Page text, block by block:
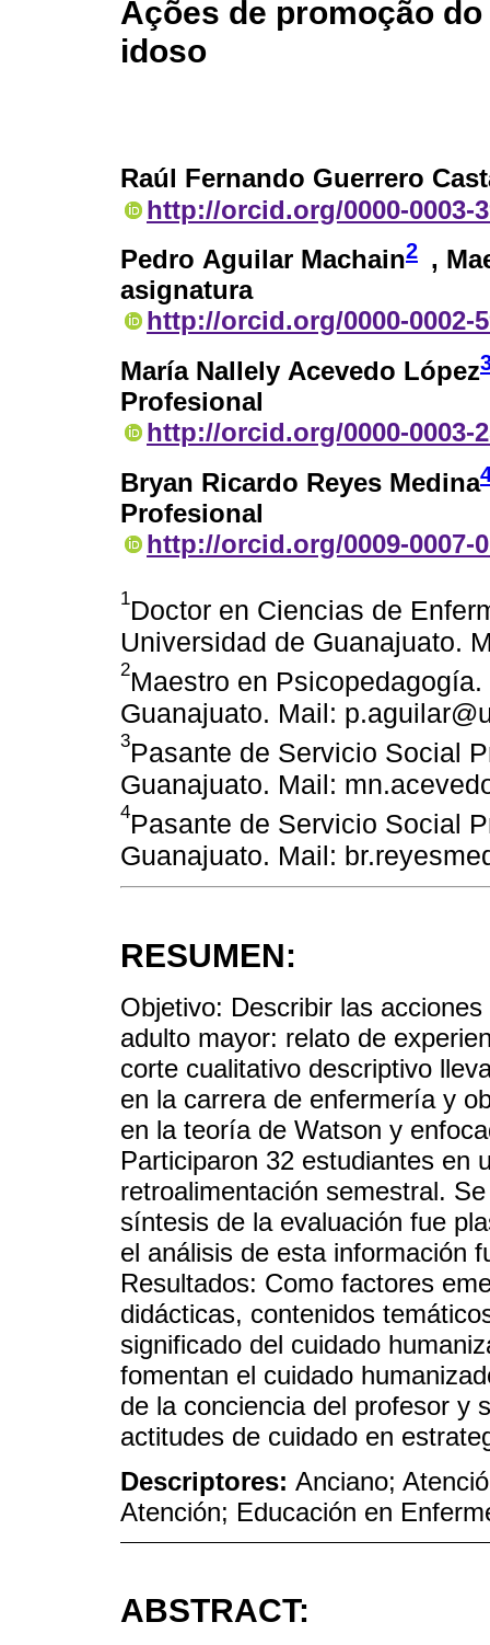
Ações de promoção
idoso
Raúl Fernando Guerrero
http://orcid.org/0000-0003-
Pedro Aguilar Machain2 ,
asignatura
http://orcid.org/0000-0002-
María Nallely Acevedo López
Profesional
http://orcid.org/0000-0003-
Bryan Ricardo Reyes Medina
Profesional
http://orcid.org/0009-0007-
1Doctor en Ciencias de
Universidad de Guanajuato.
2Maestro en
Guanajuato. Mail:
3Pasante de Servicio Social
Guanajuato. Mail:
4Pasante de Servicio Social
Guanajuato. Mail:
RESUMEN:
Objetivo: Describir las
adulto mayor: relato de
corte cualitativo descriptivo
en la carrera de enfermería y
en la teoría de Watson y
Participaron 32 estudiantes en
retroalimentación semestral.
síntesis de la evaluación fue
el análisis de esta información
Resultados: Como factores
didácticas, contenidos
significado del cuidado
fomentan el cuidado
de la conciencia del profesor y
actitudes de cuidado en
Descriptores: Anciano;
Atención; Educación en
ABSTRACT: